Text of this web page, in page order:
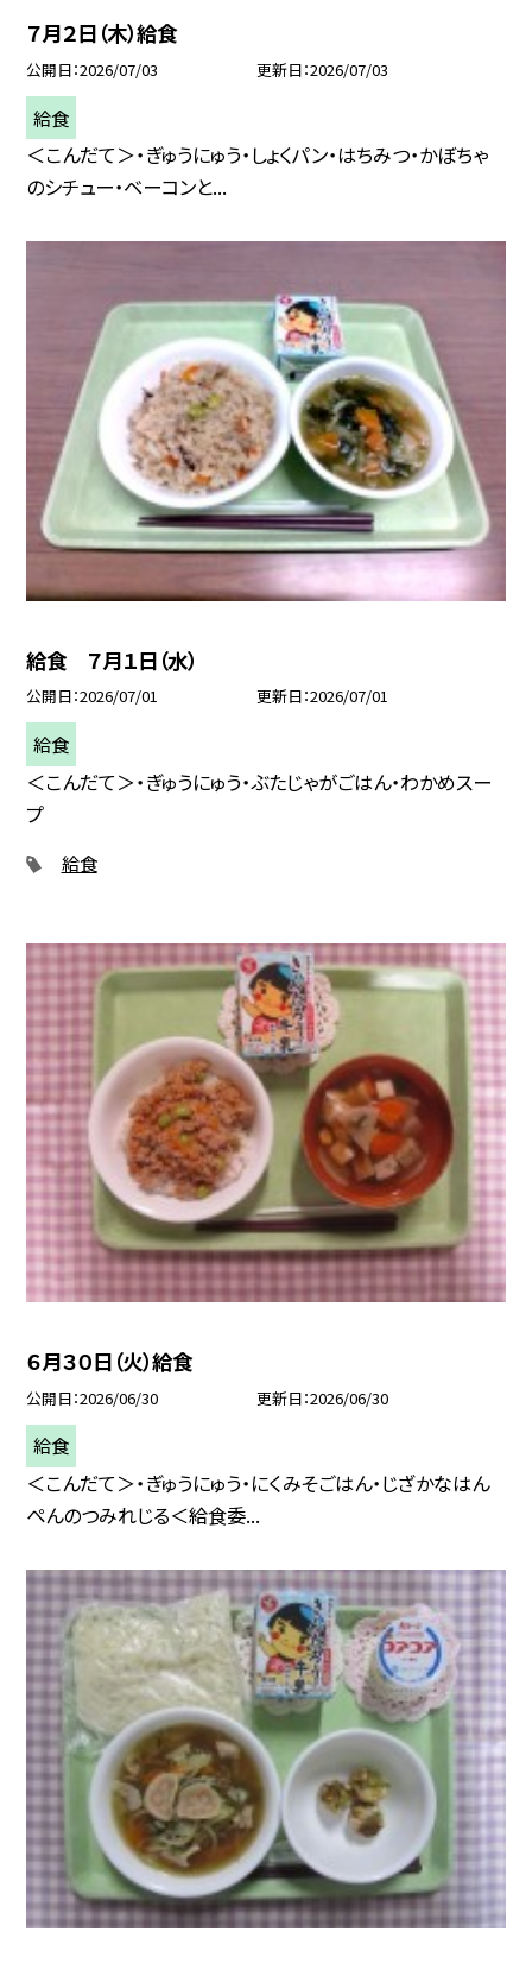
７月２日（木）給食
公開日 2026/07/03 更新日 2026/07/03
給食
＜こんだて＞・ぎゅうにゅう・しょくパン・はちみつ・かぼちゃ
のシチュー・ベーコンと...
給食 ７月１日（水）
公開日 2026/07/01 更新日 2026/07/01
給食
＜こんだて＞・ぎゅうにゅう・ぶたじゃがごはん・わかめスー
プ
給食
６月３０日（火）給食
公開日 2026/06/30 更新日 2026/06/30
給食
＜こんだて＞・ぎゅうにゅう・にくみそごはん・じざかなはん
ぺんのつみれじる＜給食委...